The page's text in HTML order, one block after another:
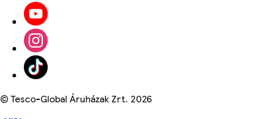
©Tesco-Global Áruházak Zrt. 2026